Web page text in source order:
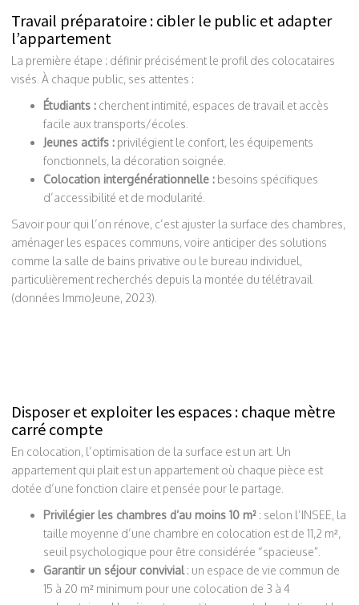
Travail préparatoire : cibler le public et adapter
l’appartement
La première étape : définir précisément le profil des colocataires
visés. À chaque public, ses attentes :
Étudiants : cherchent intimité, espaces de travail et accès
facile aux transports/écoles.
Jeunes actifs : privilégient le confort, les équipements
fonctionnels, la décoration soignée.
Colocation intergénérationnelle : besoins spécifiques
d’accessibilité et de modularité.
Savoir pour qui l’on rénove, c’est ajuster la surface des chambres,
aménager les espaces communs, voire anticiper des solutions
comme la salle de bains privative ou le bureau individuel,
particulièrement recherchés depuis la montée du télétravail
(données ImmoJeune, 2023).
Disposer et exploiter les espaces : chaque mètre
carré compte
En colocation, l’optimisation de la surface est un art. Un
appartement qui plait est un appartement où chaque pièce est
dotée d’une fonction claire et pensée pour le partage.
Privilégier les chambres d’au moins 10 m² : selon l’INSEE, la
taille moyenne d’une chambre en colocation est de 11,2 m²,
seuil psychologique pour être considérée “spacieuse”.
Garantir un séjour convivial: un espace de vie commun de
15 à 20 m² minimum pour une colocation de 3 à 4